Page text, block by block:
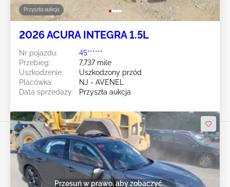
Przyszła aukcja
2026 ACURA INTEGRA 1.5L
Nr pojazdu:
45******
Przebieg:
7,737 mile
Uszkodzenie:
Uszkodzony przód
Placówka:
NJ - AVENEL
Data sprzedaży:
Przyszła aukcja
Przesuń w prawo, aby zobaczyć